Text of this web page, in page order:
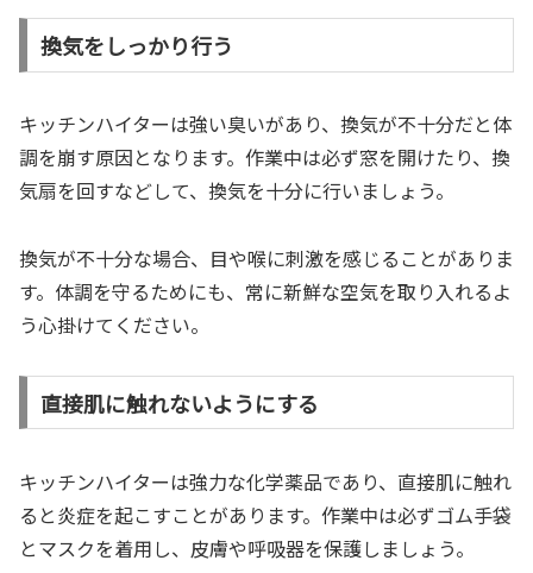
換気をしっかり行う
キッチンハイターは強い臭いがあり、換気が不十分だと体
調を崩す原因となります。作業中は必ず窓を開けたり、換
気扇を回すなどして、換気を十分に行いましょう。
換気が不十分な場合、目や喉に刺激を感じることがありま
す。体調を守るためにも、常に新鮮な空気を取り入れるよ
う心掛けてください。
直接肌に触れないようにする
キッチンハイターは強力な化学薬品であり、直接肌に触れ
ると炎症を起こすことがあります。作業中は必ずゴム手袋
とマスクを着用し、皮膚や呼吸器を保護しましょう。